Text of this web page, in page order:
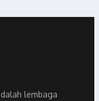
lembaga